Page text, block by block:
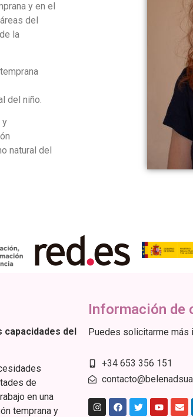
y en el
del
la
del niño.
y
natural del
del
de
en una
temprana y
Información de
Puedes solicitarme más
+34 653 356 151